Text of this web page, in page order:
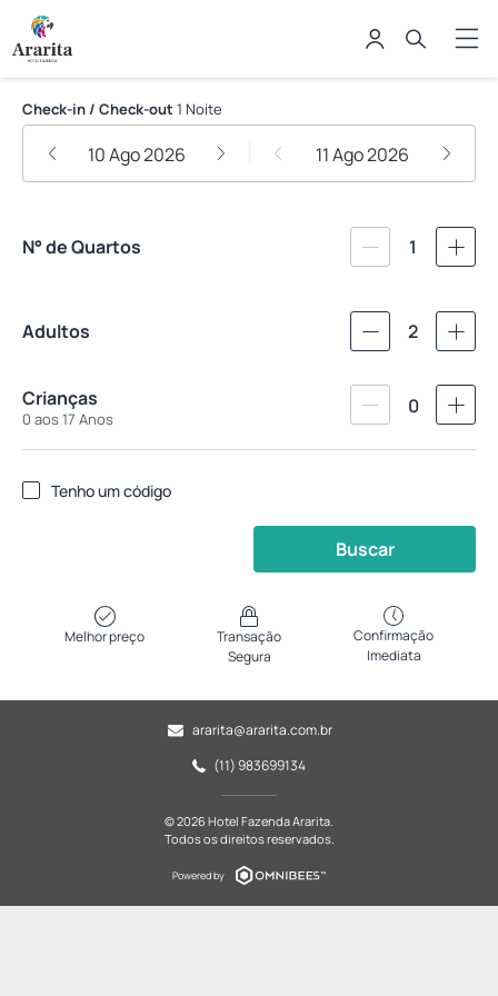
Hotel Fazenda Ararita
Check-in / Check-out 1 Noite
10 Ago 2026 11 Ago 2026
N° de Quartos 1
Adultos 2
Crianças
0 aos 17 Anos
0
Tenho um código
Buscar
Melhor preço
Transação
Segura
Confirmação
Imediata
ararita@ararita.com.br
(11) 983699134
© 2026 Hotel Fazenda Ararita.
Todos os direitos reservados.
Powered by